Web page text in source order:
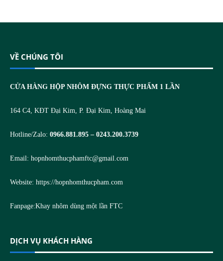
VỀ CHÚNG TÔI
CỬA HÀNG HỘP NHÔM ĐỰNG THỰC PHẨM 1 LẦN
164 C4, KĐT Đại Kim, P. Đại Kim, Hoàng Mai
Hotline/Zalo: 0966.881.895 – 0243.200.3739
Email: hopnhomthucphamftc@gmail.com
Website: https://hopnhomthucpham.com
Fanpage:Khay nhôm dùng một lần FTC
DỊCH VỤ KHÁCH HÀNG